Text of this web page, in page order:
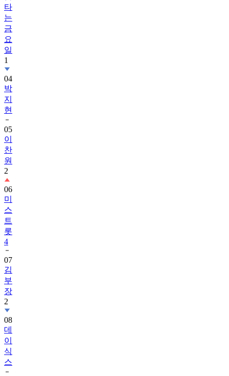
타
는
금
요
일
1
04
박
지
현
05
이
찬
원
2
06
미
스
트
롯
4
07
김
부
장
2
08
데
이
식
스